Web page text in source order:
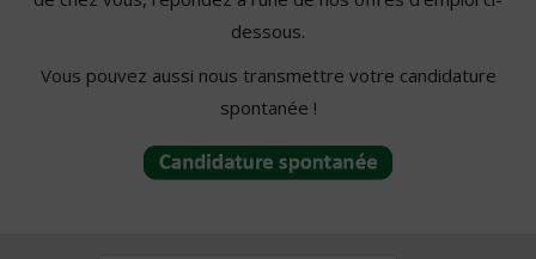
dessous.
Vous pouvez aussi nous transmettre votre candidature
spontanée !